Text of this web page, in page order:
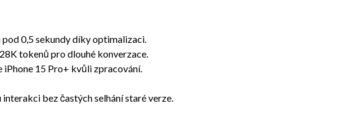
0,5 sekundy díky optimalizaci.
tokenů pro dlouhé konverzace.
iPhone 15 Pro+ kvůli zpracování.
bez častých selhání staré verze.